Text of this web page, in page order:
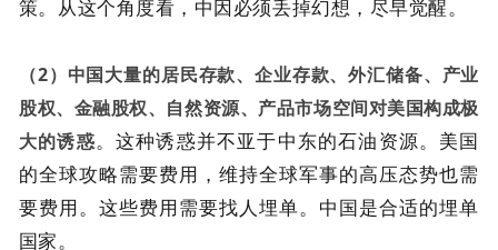
策。从这个角度看，中因必须丢掉幻想，尽早觉醒。
（2）中国大量的居民存款、企业存款、外汇储备、产业
股权、金融股权、自然资源、产品市场空间对美国构成极
大的诱惑。这种诱惑并不亚于中东的石油资源。美国
的全球攻略需要费用，维持全球军事的高压态势也需
要费用。这些费用需要找人埋单。中国是合适的埋单
国家。